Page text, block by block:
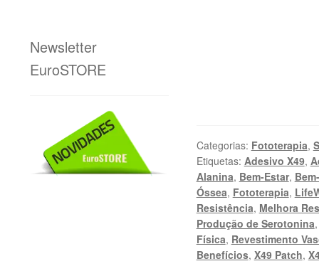
Categorias: Fototerapia,
Etiquetas: Adesivo X49,
Alanina, Bem-Estar,
Óssea, Fototerapia,
Resistência, Melhora
Produção de Serotonina
Física, Revestimento
Benefícios, X49 Patch,
Newsletter
EuroSTORE